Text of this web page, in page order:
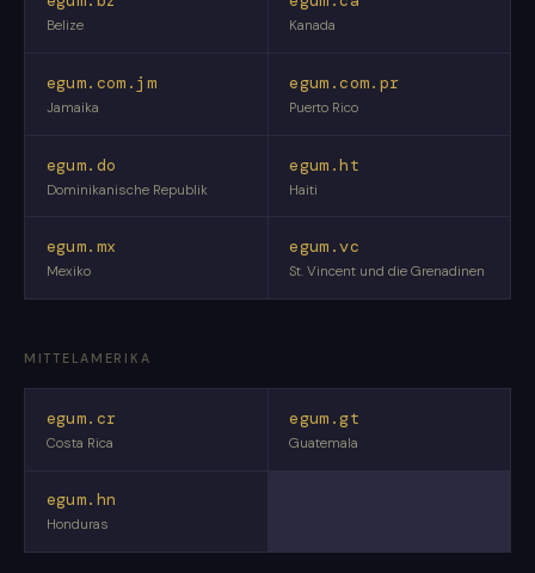
Belize Kanada
egum.com.jm
Jamaika
egum.com.pr
Puerto Rico
egum.do
Dominikanische Republik
egum.ht
Haiti
egum.mx
Mexiko
egum.vc
St. Vincent und die Grenadinen
MITTELAMERIKA
egum.cr
Costa Rica
egum.gt
Guatemala
egum.hn
Honduras